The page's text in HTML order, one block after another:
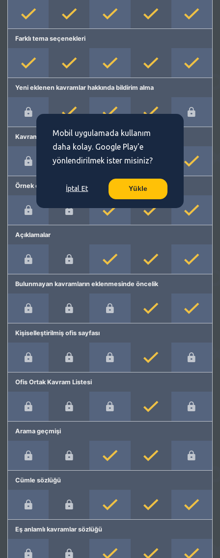
Farklı tema seçenekleri
Yeni eklenen kavramlar hakkında bildirim alma
Kavram önerme
Örnek cümleler
Açıklamalar
Bulunmayan kavramların eklenmesinde öncelik
Kişiselleştirilmiş ofis sayfası
Ofis Ortak Kavram Listesi
Arama geçmişi
Cümle sözlüğü
Eş anlamlı kavramlar sözlüğü
Mobil uygulamada kullanım
daha kolay. Google Play'e
yönlendirilmek ister misiniz?
İptal Et Yükle